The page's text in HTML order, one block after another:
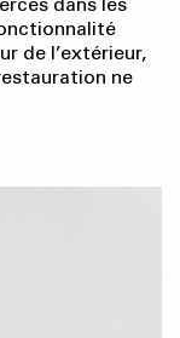
de l’extérieur,
ne